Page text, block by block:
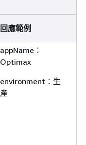
回應範例
appName：
Optimax
environment：生
產